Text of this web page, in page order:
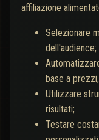
affiliazione
Selezionare
dell'audience;
base a
Utilizzare
risultati;
Testare